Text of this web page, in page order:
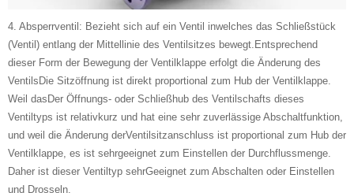
4. Absperrventil: Bezieht sich auf ein Ventil inwelches das Schließstück
(Ventil) entlang der Mittellinie des Ventilsitzes bewegt.Entsprechend
dieser Form der Bewegung der Ventilklappe erfolgt die Änderung des
VentilsDie Sitzöffnung ist direkt proportional zum Hub der Ventilklappe.
Weil dasDer Öffnungs- oder Schließhub des Ventilschafts dieses
Ventiltyps ist relativkurz und hat eine sehr zuverlässige Abschaltfunktion,
und weil die Änderung derVentilsitzanschluss ist proportional zum Hub der
Ventilklappe, es ist sehrgeeignet zum Einstellen der Durchflussmenge.
Daher ist dieser Ventiltyp sehrGeeignet zum Abschalten oder Einstellen
und Drosseln.